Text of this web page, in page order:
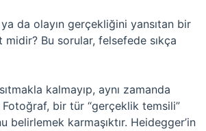
da olayın gerçekliğini yansıtan bir
Bu sorular, felsefede sıkça
kalmayıp, aynı zamanda
bir tür “gerçeklik temsili”
karmaşıktır. Heidegger’in